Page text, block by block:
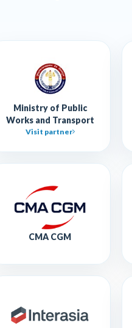
Ministry of Public
Works and Transport
Visit partner
CMA CGM